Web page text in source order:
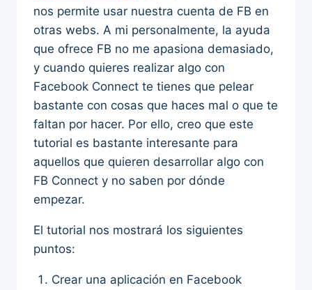
nos permite usar nuestra cuenta de FB en
otras webs. A mi personalmente, la ayuda
que ofrece FB no me apasiona demasiado,
y cuando quieres realizar algo con
Facebook Connect te tienes que pelear
bastante con cosas que haces mal o que te
faltan por hacer. Por ello, creo que este
tutorial es bastante interesante para
aquellos que quieren desarrollar algo con
FB Connect y no saben por dónde
empezar.
El tutorial nos mostrará los siguientes
puntos:
Crear una aplicación en Facebook